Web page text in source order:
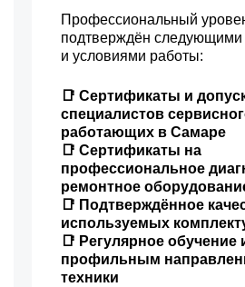
Профессиональный
подтверждён следующими
и условиями работы:
📑 Сертификаты и
специалистов
работающих в Самаре
📑 Сертификаты на
профессиональное
ремонтное
📑 Подтверждённое
используемых
📑 Регулярное
профильным
техники